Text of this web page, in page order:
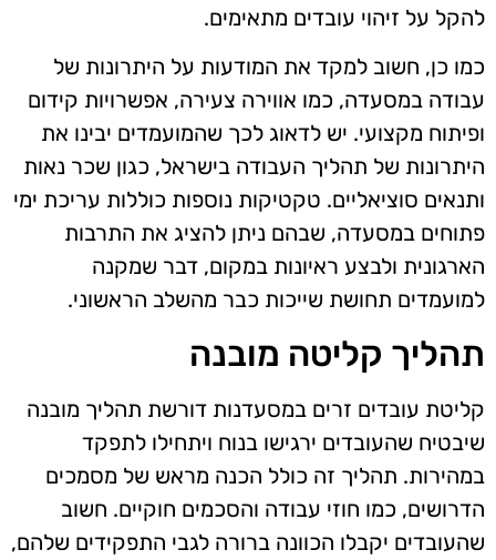
להקל על זיהוי עובדים מתאימים.
כמו כן, חשוב למקד את המודעות על היתרונות של
עבודה במסעדה, כמו אווירה צעירה, אפשרויות קידום
ופיתוח מקצועי. יש לדאוג לכך שהמועמדים יבינו את
היתרונות של תהליך העבודה בישראל, כגון שכר נאות
ותנאים סוציאליים. טקטיקות נוספות כוללות עריכת ימי
פתוחים במסעדה, שבהם ניתן להציג את התרבות
הארגונית ולבצע ראיונות במקום, דבר שמקנה
למועמדים תחושת שייכות כבר מהשלב הראשוני.
תהליך קליטה מובנה
קליטת עובדים זרים במסעדנות דורשת תהליך מובנה
שיבטיח שהעובדים ירגישו בנוח ויתחילו לתפקד
במהירות. תהליך זה כולל הכנה מראש של מסמכים
הדרושים, כמו חוזי עבודה והסכמים חוקיים. חשוב
שהעובדים יקבלו הכוונה ברורה לגבי התפקידים שלהם,